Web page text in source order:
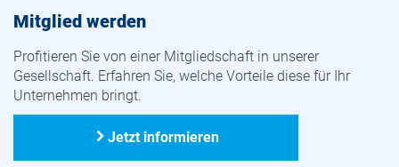
Mitglied werden
Profitieren Sie von einer Mitgliedschaft in unserer
Gesellschaft. Erfahren Sie, welche Vorteile diese für Ihr
Unternehmen bringt.
Jetzt informieren